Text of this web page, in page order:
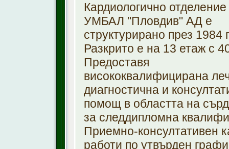
Кардиологично
УМБАЛ "Пловдив" АД е
структурирано през 1984
Разкрито е на 13 етаж с
Предоставя
висококвалифицирана
диагностична и
помощ в областта на
за следдипломна
Приемно-консултативен
работи по утвърден